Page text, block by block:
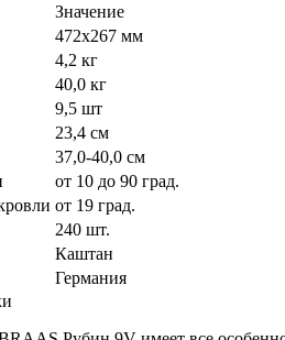
Значение
472х267 мм
4,2 кг
40,0 кг
9,5 шт
23,4 см
37,0-40,0 см
от 10 до 90 град.
от 19 град.
240 шт.
Каштан
Германия